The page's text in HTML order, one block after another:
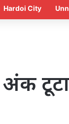
Hardoi City